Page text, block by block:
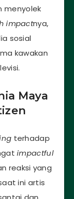
menyolek
impactnya,
sosial
kawakan
Maya
terhadap
impactful
reaksi yang
ini artis